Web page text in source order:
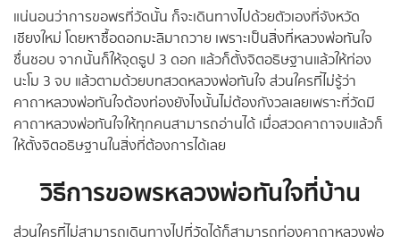
แน่นอนว่าการขอพรที่วัดนั้น ก็จะเดินทางไปด้วยตัวเองที่จังหวัด
เชียงใหม่ โดยหาซื้อดอกมะลิมาถวาย เพราะเป็นสิ่งที่หลวงพ่อทันใจ
ชื่นชอบ จากนั้นก็ให้จุดธูป 3 ดอก แล้วก็ตั้งจิตอธิษฐานแล้วให้ท่อง
นะโม 3 จบ แล้วตามด้วยบทสวดหลวงพ่อทันใจ ส่วนใครที่ไม่รู้ว่า
คาถาหลวงพ่อทันใจต้องท่องยังไงนั้นไม่ต้องกังวลเลยเพราะที่วัดมี
คาถาหลวงพ่อทันใจให้ทุกคนสามารถอ่านได้ เมื่อสวดคาถาจบแล้วก็
ให้ตั้งจิตอธิษฐานในสิ่งที่ต้องการได้เลย
วิธีการขอพรหลวงพ่อทันใจที่บ้าน
ส่วนใครที่ไม่สามารถเดินทางไปที่วัดได้ก็สามารถท่องคาถาหลวงพ่อ